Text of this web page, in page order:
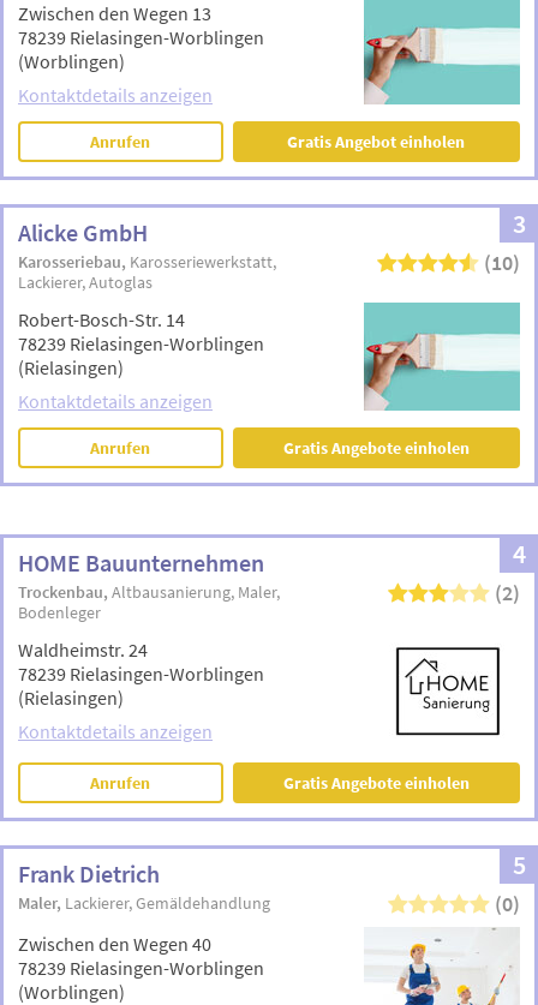
Zwischen den Wegen 13
78239 Rielasingen-Worblingen
(Worblingen)
Kontaktdetails anzeigen
Anrufen Gratis Angebot einholen
3
Alicke GmbH
Karosseriebau Karosseriewerkstatt
Lackierer Autoglas
(10)
Robert-Bosch-Str. 14
78239 Rielasingen-Worblingen
(Rielasingen)
Kontaktdetails anzeigen
Anrufen Gratis Angebote einholen
4
HOME Bauunternehmen
Trockenbau Altbausanierung Maler
Bodenleger
(2)
Waldheimstr. 24
78239 Rielasingen-Worblingen
(Rielasingen)
Kontaktdetails anzeigen
Anrufen Gratis Angebote einholen
5
Frank Dietrich
Maler Lackierer Gemäldehandlung (0)
Zwischen den Wegen 40
78239 Rielasingen-Worblingen
(Worblingen)